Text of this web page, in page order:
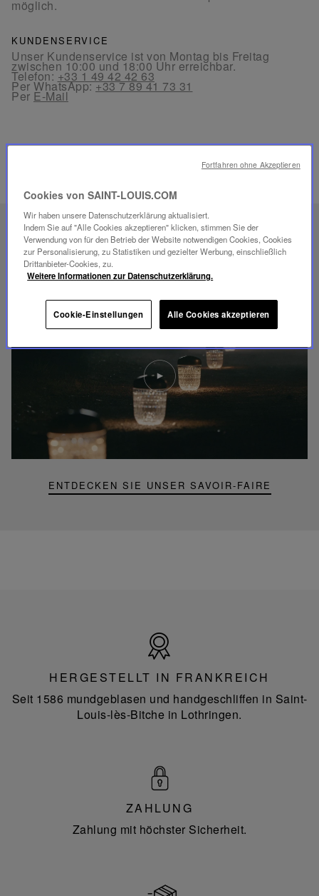
möglich.
KUNDENSERVICE
Unser Kundenservice ist von Montag bis Freitag
zwischen 10:00 und 18:00 Uhr erreichbar.
Telefon:+33 1 49 42 42 63
Per WhatsApp:+33 7 89 41 73 31
Per E-Mail
VERWANDTE PRODUKTE
EINZIGARTIGES
SAVOIR-FAIRE
FOLIA BELEUCHTUNG
ENTDECKEN SIE UNSER SAVOIR-FAIRE
Video
abspielen
YouTube-
Video,
Folia
Mini-
Portable-
Frankreich
HERGESTELLT IN FRANKREICH
Seit 1586 mundgeblasen und handgeschliffen in Saint-
Louis-lès-Bitche in Lothringen.
ZAHLUNG
Zahlung mit höchster Sicherheit.
Cookies von SAINT-LOUIS.COM
Wir haben unsere Datenschutzerklärung aktualisiert.
Indem Sie auf "Alle Cookies akzeptieren" klicken, stimmen Sie der
Verwendung von für den Betrieb der Website notwendigen Cookies, Cookies
zur Personalisierung, zu Statistiken und gezielter Werbung, einschließlich
Drittanbieter-Cookies, zu.
Weitere Informationen zur Datenschutzerklärung.
Cookie-Einstellungen Alle Cookies akzeptieren
Fortfahren ohne Akzeptieren